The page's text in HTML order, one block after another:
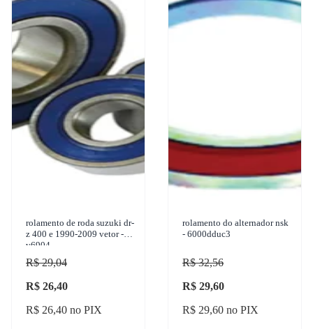
rolamento de roda suzuki dr-
z 400 e 1990-2009 vetor -
v6904
R$ 29,04
R$ 26,40
R$ 26,40 no PIX
rolamento do alternador nsk
- 6000dduc3
R$ 32,56
R$ 29,60
R$ 29,60 no PIX